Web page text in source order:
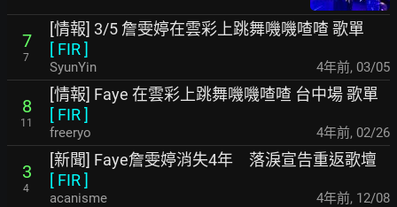
7
7
[情報] 3/5 詹雯婷在雲彩上跳舞嘰嘰喳喳 歌單
[ FIR]
SyunYin 4年前, 03/05
8
11
[情報] Faye 在雲彩上跳舞嘰嘰喳喳 台中場 歌單
[ FIR]
freeryo 4年前, 02/26
3
4
[新聞] Faye詹雯婷消失4年 落淚宣告重返歌壇
[ FIR]
acanisme 4年前, 12/08